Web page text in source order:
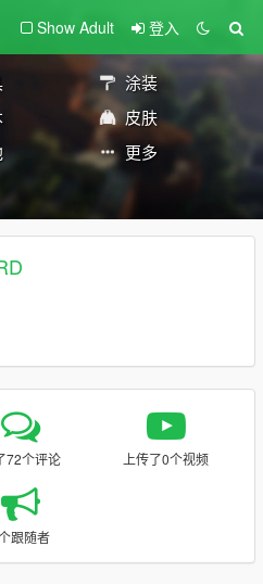
Show Adult 登入
涂装
皮肤
更多
72个评论 上传了0个视频
跟随者